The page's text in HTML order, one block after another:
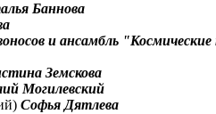
Баннова
и ансамбль "Космические
Земскова
Могилевcкий
Софья Дятлева